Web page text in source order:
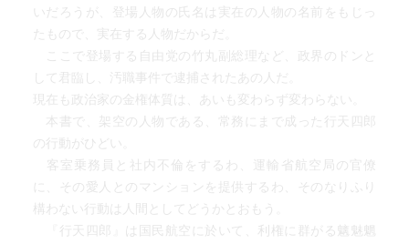
いだろうが、登場人物の氏名は実在の人物の名前をもじっ
たもので、実在する人物だからだ。
ここで登場する自由党の竹丸副総理など、政界のドンと
して君臨し、汚職事件で逮捕されたあの人だ。
現在も政治家の金権体質は、あいも変わらず変わらない。
本書で、架空の人物である、常務にまで成った行天四郎
の行動がひどい。
客室乗務員と社内不倫をするわ、運輸省航空局の官僚
に、その愛人とのマンションを提供するわ、そのなりふり
構わない行動は人間としてどうかとおもう。
『行天四郎』は国民航空に於いて、利権に群がる魑魅魍